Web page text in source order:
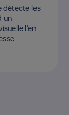
détecte les
un
l’en